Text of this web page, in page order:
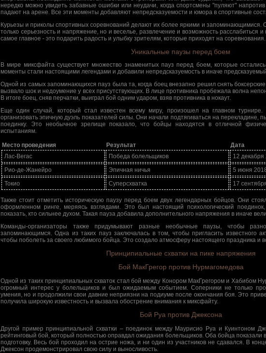
нередко можно увидеть забавные ошибки или неудачи, когда спортсмены "пуляют"
падают на арене. Все эти моменты добавляют непредсказуемости и юмора в спортивные
Курьезы и приколы спортивных соревнований делают их более яркими и запоминающимися.
только серьезность и напряжение, но и веселье, развлечение и возможность расслабиться
самое главное - это подарить радость и улыбку зрителям, которые приходят на соревнования.
Уникальные паузы перед боем
В мире миксфайта существует множество знаменитых пауз перед боем, которые
моменты стали настоящими легендами и добавили непредсказуемость в иначе
Одной из самых запоминающихся пауз была та, когда боец внезапно решил снять
вызвало шок и недоумение у всех присутствующих. В лице противника пробежала волна
В итоге боец, сняв перчатки, выиграл бой одним ударом, взяв противника в нокаут.
Еще один случай, который стал известен всему миру, произошел на главном
организовать эпичную дуэль показателей силы. Они начали подтягиваться на перекладине,
поединку. Это необычное зрелище показало, что бойцы находятся в отличной
испытаниям.
Место проведения Результат
Дата
Лас-Вегас
Победа болельщиков
12 декабря
Рио-де-Жанейро
Эпичная ничья
5 июня
Токио
Суперсхватка 17
Также стоит отметить историческую паузу перед боем двух легендарных бойцов. Они
оформленном ринге, меряясь взглядами. Это был настоящий психологический
показать, кто сильнее духом. Такая пауза добавила дополнительного напряжения в иначе
Команды-организаторы также придумывают разные необычные паузы, чтобы
запоминающимся. Одна из таких пауз заключалась в том, чтобы пригласить известного
чтобы поболеть за своего любимого бойца. Это создало атмосферу настоящего праздника и
Принципиальные схватки на пике напряжения
Бой МакГрегор против Нурмагомедова
Одной из таких принципиальных схваток стал бой между Конором МакГрегором и Хабибом
огромный интерес у болельщиков и был ожидаемым событием. Соперники не только
умения, но и продолжили свои давние неприязни на подиуме после окончания боя. Это
получила широкую известность и вызвала обострение внимания к миксфайту.
Бой Руа против Джексона
Другой пример принципиальной схватки – поединок между Маурисио Руа и Куинтоном
рейтинговый бой, который полностью оправдал ожидания болельщиков. Оба бойца показали
подготовку. Весь бой проходил на острие ножа, и ни один из участников не сдавался. В
Джексон продемонстрировал свою силу и выносливость.